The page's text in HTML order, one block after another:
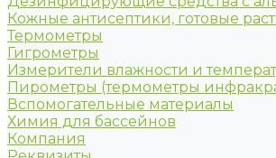
Кожные антисептики, готовые
Термометры
Гигрометры
Измерители влажности и
Пирометры (термометры
Вспомогательные материалы
Химия для бассейнов
Компания